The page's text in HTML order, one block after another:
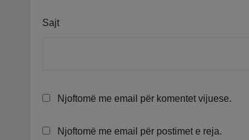
Sajt
Njoftomë me email për komentet vijuese.
Njoftomë me email për postimet e reja.